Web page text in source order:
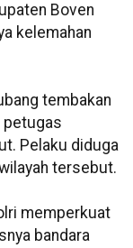
Boven
kelemahan
tembakan
petugas
Pelaku diduga
tersebut.
memperkuat
bandara